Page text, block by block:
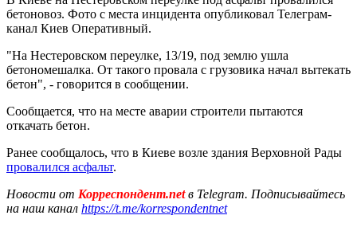
бетоновоз. Фото с места инцидента опубликовал Телеграм-
канал Киев Оперативный.
"На Нестеровском переулке, 13/19, под землю ушла
бетономешалка. От такого провала с грузовика начал вытекать
бетон", - говорится в сообщении.
Сообщается, что на месте аварии строители пытаются
откачать бетон.
Ранее сообщалось, что в Киеве возле здания Верховной Рады
провалился асфальт.
Новости от Корреспондент.netв Telegram. Подписывайтесь
на наш канал https://t.me/korrespondentnet